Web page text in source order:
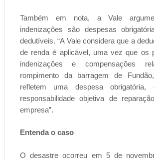
Também em nota, a Vale
indenizações são despesas
dedutíveis. “A Vale considera que a
de renda é aplicável, uma vez que os
indenizações e compensações
rompimento da barragem de
refletem uma despesa obrigatória,
responsabilidade objetiva de
empresa”.
Entenda o caso
O desastre ocorreu em 5 de